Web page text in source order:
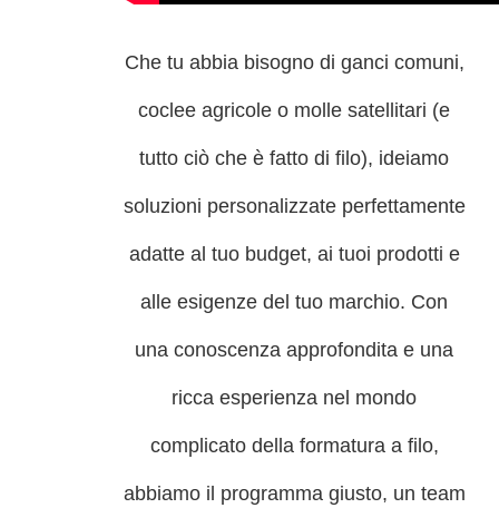
Che tu abbia bisogno di ganci comuni,
coclee agricole o molle satellitari (e
tutto ciò che è fatto di filo), ideiamo
soluzioni personalizzate perfettamente
adatte al tuo budget, ai tuoi prodotti e
alle esigenze del tuo marchio. Con
una conoscenza approfondita e una
ricca esperienza nel mondo
complicato della formatura a filo,
abbiamo il programma giusto, un team